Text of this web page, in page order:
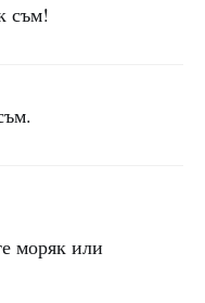
съм!
моряк или